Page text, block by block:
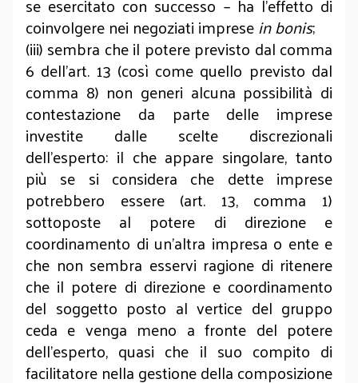
coinvolgere nei negoziati impresein bonis;
(iii) sembra che il potere previsto dal comma
6 dell’art. 13 (così come quello previsto dal
comma 8) non generi alcuna possibilità di
contestazione da parte delle imprese
investite dalle scelte discrezionali
dell’esperto: il che appare singolare, tanto
più se si considera che dette imprese
potrebbero essere (art. 13, comma 1)
sottoposte al potere di direzione e
coordinamento di un’altra impresa o ente e
che non sembra esservi ragione di ritenere
che il potere di direzione e coordinamento
del soggetto posto al vertice del gruppo
ceda e venga meno a fronte del potere
dell’esperto, quasi che il suo compito di
facilitatore nella gestione della composizione